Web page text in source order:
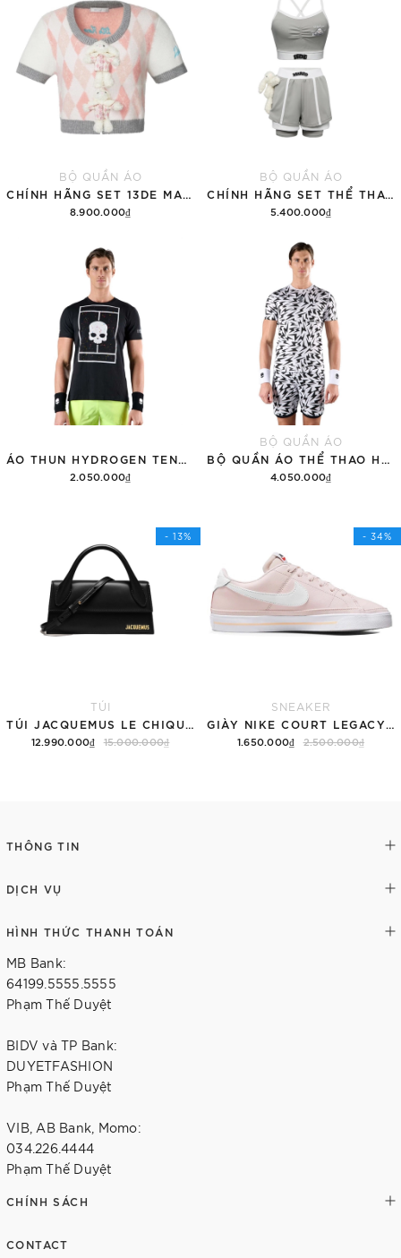
BỘ QUẦN ÁO
8.900.000₫
BỘ QUẦN ÁO
5.400.000₫
Thêm vào giỏ hàng
2.050.000₫
BỘ QUẦN ÁO
4.050.000₫
- 13%
TÚI
12.990.000₫ 15.000.000₫
- 34%
SNEAKER
1.650.000₫ 2.500.000₫
THÔNG TIN
DỊCH VỤ
HÌNH THỨC THANH TOÁN
MB Bank:
64199.5555.5555
Phạm Thế Duyệt
BIDV và TP Bank:
DUYETFASHION
Phạm Thế Duyệt
VIB, AB Bank, Momo:
034.226.4444
Phạm Thế Duyệt
CHÍNH SÁCH
CONTACT